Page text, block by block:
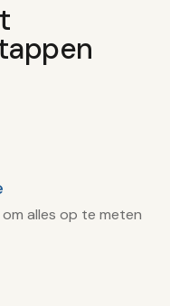
alles op te meten